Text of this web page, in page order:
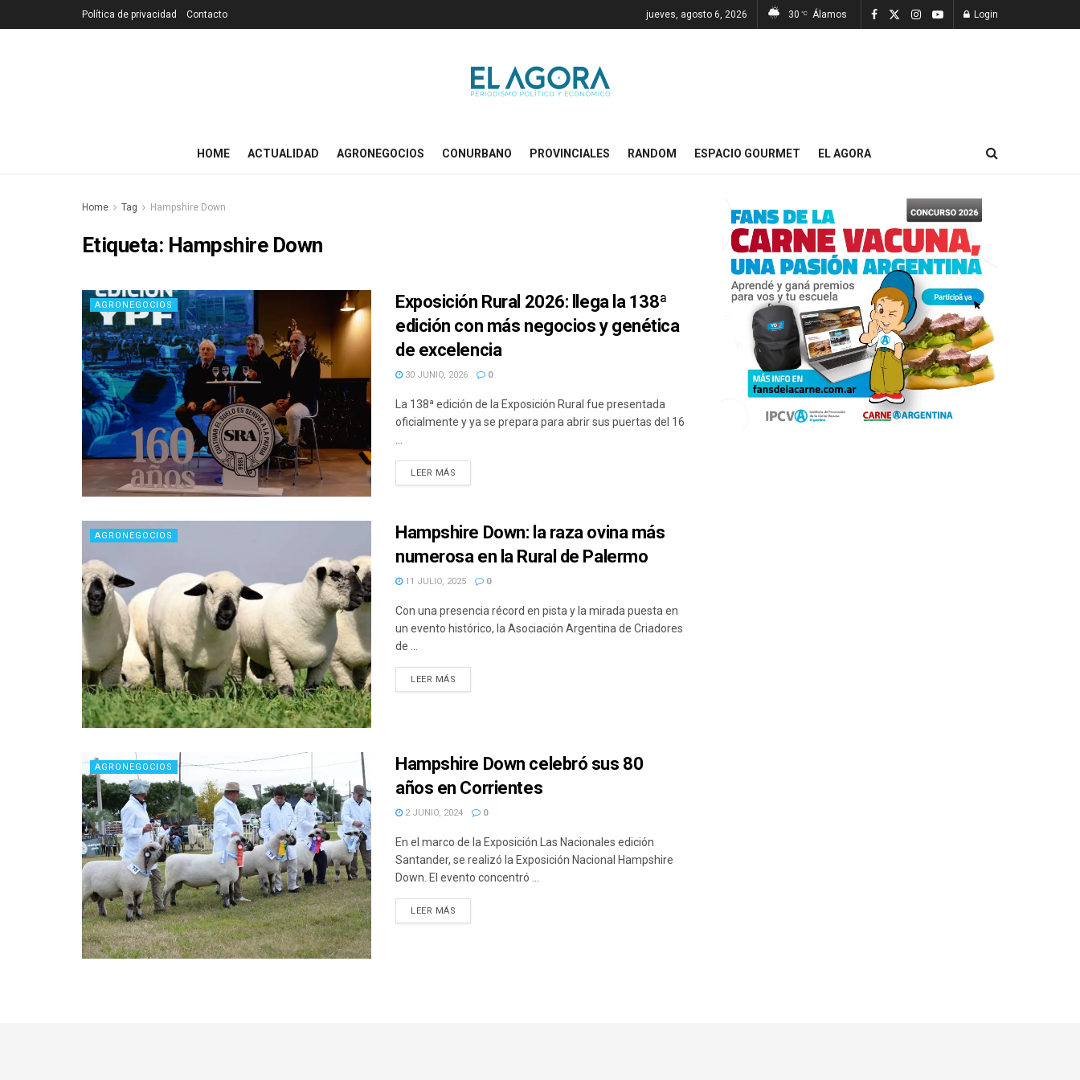
Política de privacidad Contacto jueves, agosto 6, 2026 30 °C Álamos Login
HOME ACTUALIDAD AGRONEGOCIOS CONURBANO PROVINCIALES RANDOM ESPACIO GOURMET EL AGORA
Home Tag Hampshire Down
Etiqueta: Hampshire Down
AGRONEGOCIOS
Exposición Rural 2026: llega la 138ª
edición con más negocios y genética
de excelencia
30 JUNIO, 2026 0
La 138ª edición de la Exposición Rural fue presentada
oficialmente y ya se prepara para abrir sus puertas del 16
LEER MÁS
AGRONEGOCIOS
Hampshire Down: la raza ovina más
numerosa en la Rural de Palermo
11 JULIO, 2025 0
Con una presencia récord en pista y la mirada puesta en
un evento histórico, la Asociación Argentina de Criadores
de ...
LEER MÁS
AGRONEGOCIOS
Hampshire Down celebró sus 80
años en Corrientes
2 JUNIO, 2024 0
En el marco de la Exposición Las Nacionales edición
Santander, se realizó la Exposición Nacional Hampshire
Down. El evento concentró ...
LEER MÁS